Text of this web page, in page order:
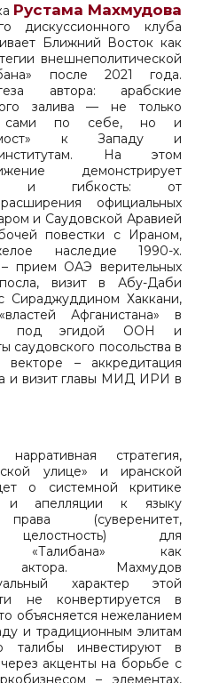
Рустама Махмудова
дискуссионного клуба
Ближний Восток как
внешнеполитической
после 2021 года.
автора: арабские
залива — не только
сами по себе, но и
«мост» к Западу и
На этом
демонстрирует
и гибкость: от
официальных
и Саудовской Аравией
повестки с Ираном,
наследие 1990-х.
– прием ОАЭ верительных
визит в Абу-Даби
Сираджуддином Хаккани,
Афганистана» в
под эгидой ООН и
саудовского посольства в
– аккредитация
и визит главы МИД ИРИ в
стратегия,
улице» и иранской
о системной критике
и апелляции к языку
(суверенитет,
целостность) для
«Талибана» как
актора. Махмудов
характер этой
не конвертируется в
объясняется нежеланием
и традиционным элитам
талибы инвестируют в
акценты на борьбе с
– элементах,